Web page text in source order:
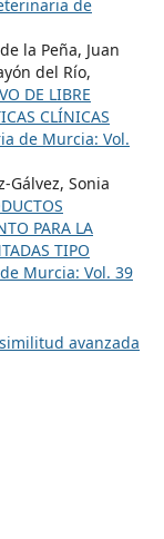
de
la Peña, Juan
del Río,
DE LIBRE
CLÍNICAS
de Murcia: Vol.
Gálvez, Sonia
PARA LA
TIPO
Murcia: Vol. 39
avanzada